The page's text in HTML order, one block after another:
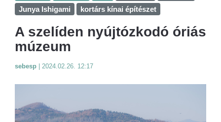
Junya Ishigami
kortárs kínai építészet
A szelíden nyújtózkodó óriás
múzeum
sebesp 2024.02.26. 12:17